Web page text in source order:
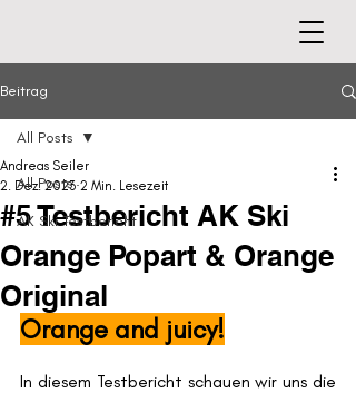
Beitrag
All Posts
AK Ski Testbericht
All Posts
#5 Testbericht AK Ski
Orange Popart & Orange
Original
Andreas Seiler
2. Dez. 2023 2 Min. Lesezeit
Orange and juicy!
In diesem Testbericht schauen wir uns die